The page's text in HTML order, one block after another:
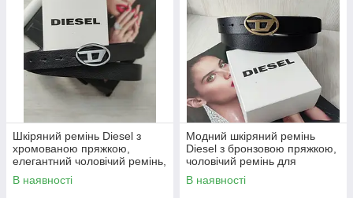
Шкіряний ремінь Diesel з
хромованою пряжкою,
елегантний чоловічий ремінь,
пояс з натуральної шкіри
Дизель
В наявності
Модний шкіряний ремінь
Diesel з бронзовою пряжкою,
чоловічий ремінь для
щоденного носіння, пояс
Дизель
В наявності